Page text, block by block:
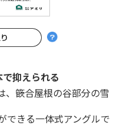
抑えられる
、篏合屋根の谷部分の雪
できる一体式アングルで